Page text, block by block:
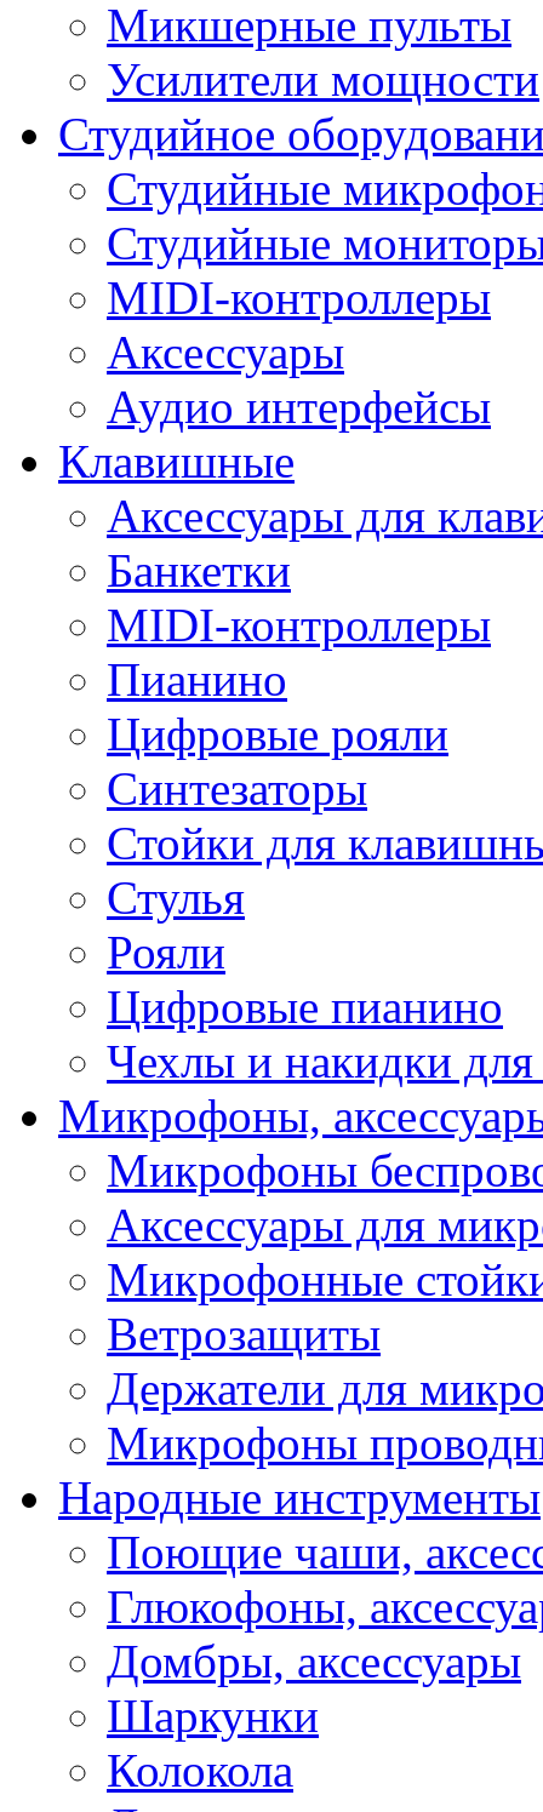
Микшерные пульты
Усилители мощности
Студийное
Студийные
Студийные
MIDI-контроллеры
Аксессуары
Аудио интерфейсы
Клавишные
Аксессуары для
Банкетки
MIDI-контроллеры
Пианино
Цифровые рояли
Синтезаторы
Стойки для
Стулья
Рояли
Цифровые пианино
Чехлы и накидки
Микрофоны,
Микрофоны
Аксессуары для
Микрофонные
Ветрозащиты
Держатели для
Микрофоны
Народные инструменты
Поющие чаши,
Глюкофоны,
Домбры, аксессуары
Шаркунки
Колокола